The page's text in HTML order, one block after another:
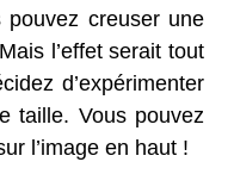
pouvez creuser une
l’effet serait tout
d’expérimenter
taille. Vous pouvez
l’image en haut !